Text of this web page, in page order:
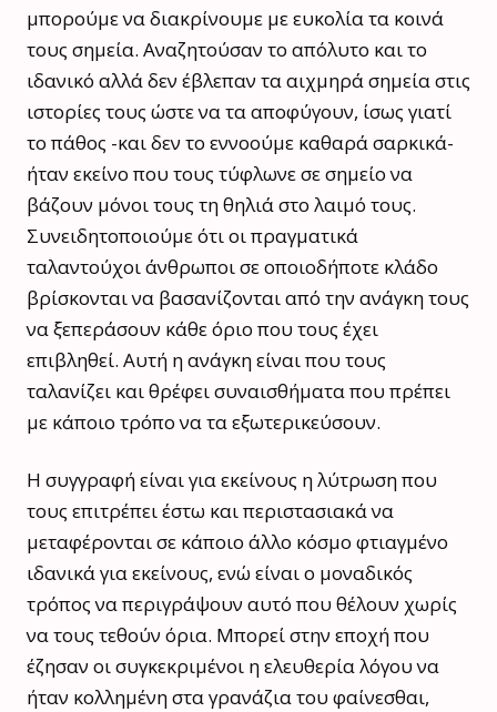
μπορούμε να διακρίνουμε με ευκολία τα κοινά
τους σημεία. Αναζητούσαν το απόλυτο και το
ιδανικό αλλά δεν έβλεπαν τα αιχμηρά σημεία στις
ιστορίες τους ώστε να τα αποφύγουν, ίσως γιατί
το πάθος -και δεν το εννοούμε καθαρά σαρκικά-
ήταν εκείνο που τους τύφλωνε σε σημείο να
βάζουν μόνοι τους τη θηλιά στο λαιμό τους.
Συνειδητοποιούμε ότι οι πραγματικά
ταλαντούχοι άνθρωποι σε οποιοδήποτε κλάδο
βρίσκονται να βασανίζονται από την ανάγκη τους
να ξεπεράσουν κάθε όριο που τους έχει
επιβληθεί. Αυτή η ανάγκη είναι που τους
ταλανίζει και θρέφει συναισθήματα που πρέπει
με κάποιο τρόπο να τα εξωτερικεύσουν.
Η συγγραφή είναι για εκείνους η λύτρωση που
τους επιτρέπει έστω και περιστασιακά να
μεταφέρονται σε κάποιο άλλο κόσμο φτιαγμένο
ιδανικά για εκείνους, ενώ είναι ο μοναδικός
τρόπος να περιγράψουν αυτό που θέλουν χωρίς
να τους τεθούν όρια. Μπορεί στην εποχή που
έζησαν οι συγκεκριμένοι η ελευθερία λόγου να
ήταν κολλημένη στα γρανάζια του φαίνεσθαι,